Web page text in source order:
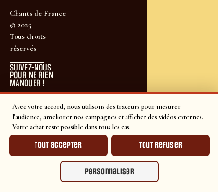
Avec votre accord, nous utilisons des traceurs pour mesurer
l'audience, améliorer nos campagnes et afficher des vidéos externes.
Votre achat reste possible dans tous les cas.
Tout accepter Tout refuser
Personnaliser
Chants de France
© 2025
Tous droits
réservés
SUIVEZ-NOUS
POUR NE RIEN
MANQUER !